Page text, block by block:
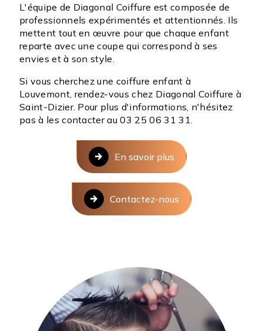
L'équipe de Diagonal Coiffure est composée de
professionnels expérimentés et attentionnés. Ils
mettent tout en œuvre pour que chaque enfant
reparte avec une coupe qui correspond à ses
envies et à son style.
Si vous cherchez une coiffure enfant à
Louvemont, rendez-vous chez Diagonal Coiffure à
Saint-Dizier. Pour plus d'informations, n'hésitez
pas à les contacter au 03 25 06 31 31.
En savoir plus
Contactez-nous